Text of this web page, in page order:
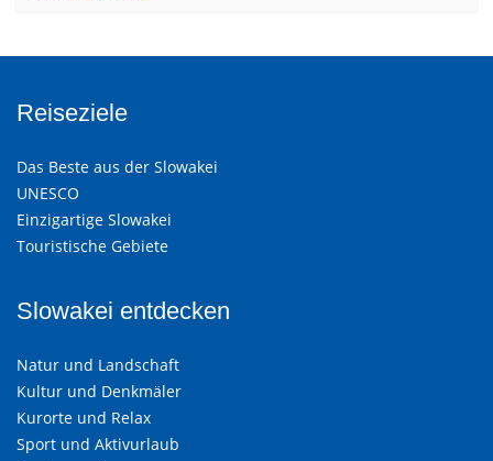
Reiseziele
Das Beste aus der Slowakei
UNESCO
Einzigartige Slowakei
Touristische Gebiete
Slowakei entdecken
Natur und Landschaft
Kultur und Denkmäler
Kurorte und Relax
Sport und Aktivurlaub